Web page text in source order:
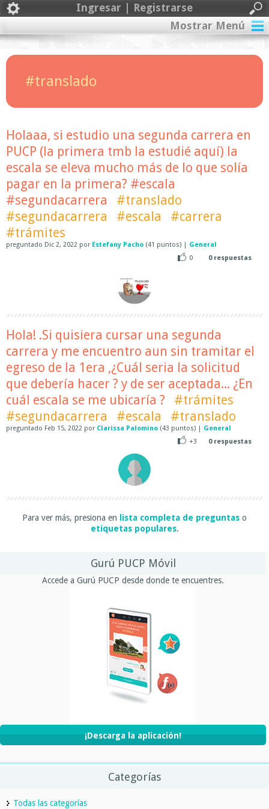
Ingresar | Registrarse
Mostrar Menú
#translado
Holaaa, si estudio una segunda carrera en
PUCP (la primera tmb la estudié aquí) la
escala se eleva mucho más de lo que solía
pagar en la primera? #escala
#segundacarrera
#translado
#segundacarrera
#escala
#carrera
#trámites
preguntado Dic 2, 2022 por Estefany Pacho (41 puntos) | General
0
0respuestas
Hola! .Si quisiera cursar una segunda
carrera y me encuentro aun sin tramitar el
egreso de la 1era ,¿Cuál seria la solicitud
que debería hacer ? y de ser aceptada... ¿En
cuál escala se me ubicaría ?
#trámites
#segundacarrera
#escala #translado
preguntado Feb 15, 2022 por Clarissa Palomino (43 puntos) | General
+3
0respuestas
Para ver más, presiona en lista completa de preguntas o
etiquetas populares.
Gurú PUCP Móvil
Accede a Gurú PUCP desde donde te encuentres.
¡Descarga la aplicación!
Categorías
Todas las categorías